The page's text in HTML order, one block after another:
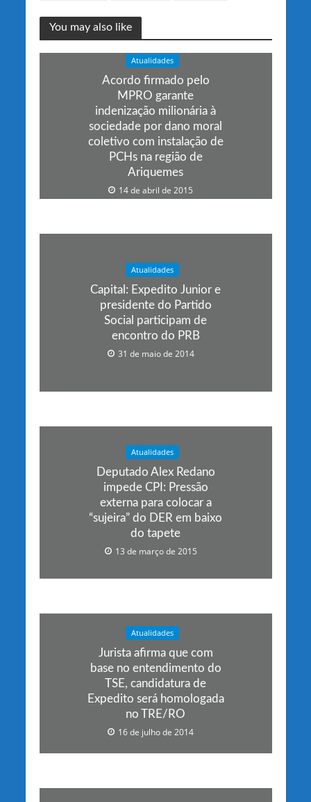
You may also like
Atualidades
Acordo firmado pelo
MPRO garante
indenização milionária à
sociedade por dano moral
coletivo com instalação de
PCHs na região de
Ariquemes
14 de abril de 2015
Atualidades
Capital: Expedito Junior e
presidente do Partido
Social participam de
encontro do PRB
31 de maio de 2014
Atualidades
Deputado Alex Redano
impede CPI: Pressão
externa para colocar a
“sujeira” do DER em baixo
do tapete
13 de março de 2015
Atualidades
Jurista afirma que com
base no entendimento do
TSE, candidatura de
Expedito será homologada
no TRE/RO
16 de julho de 2014